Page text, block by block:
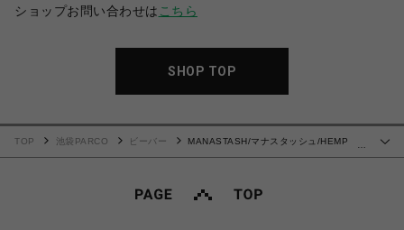
ショップお問い合わせは こちら
SHOP TOP
TOP 池袋PARCO ビーバー
MANASTASH/マナスタッシュ/HEMP